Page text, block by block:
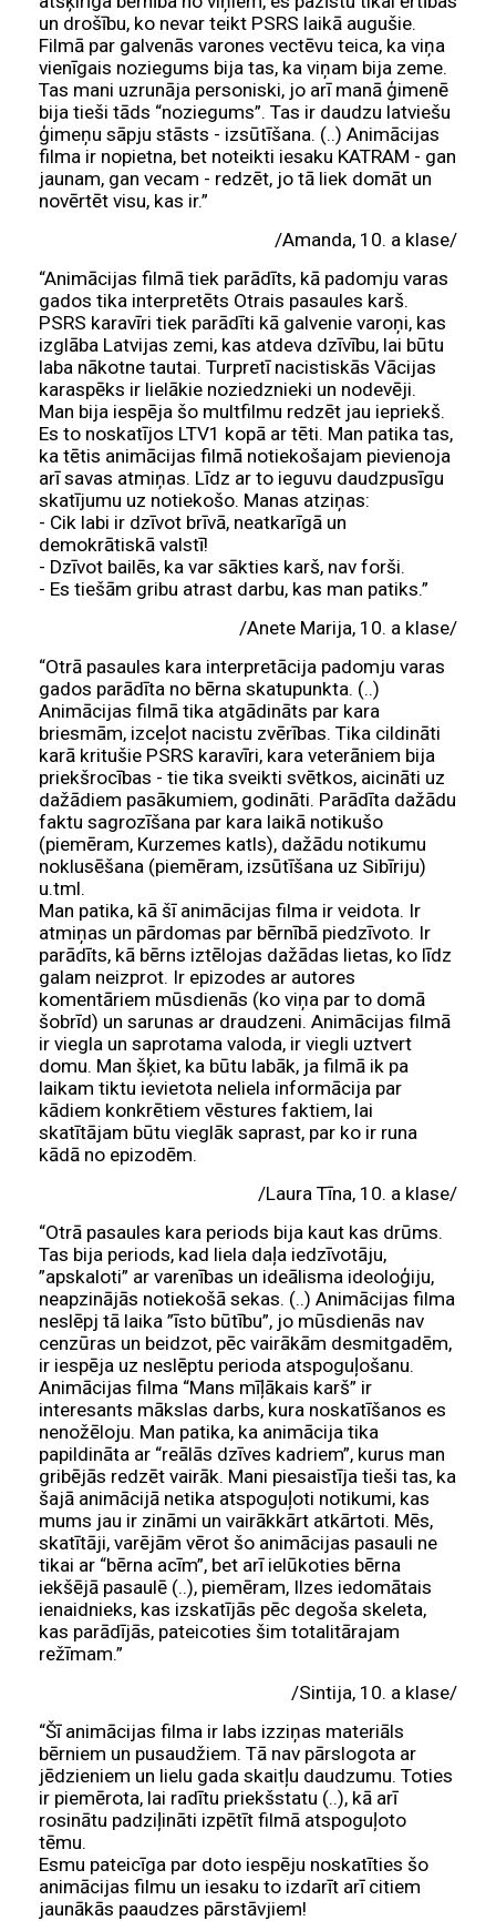
un drošību, ko nevar teikt PSRS laikā augušie.
Filmā par galvenās varones vectēvu teica, ka viņa
vienīgais noziegums bija tas, ka viņam bija zeme.
Tas mani uzrunāja personiski, jo arī manā ģimenē
bija tieši tāds “noziegums”. Tas ir daudzu latviešu
ģimeņu sāpju stāsts - izsūtīšana. (..) Animācijas
filma ir nopietna, bet noteikti iesaku KATRAM - gan
jaunam, gan vecam - redzēt, jo tā liek domāt un
novērtēt visu, kas ir.”
/Amanda, 10. a klase/
“Animācijas filmā tiek parādīts, kā padomju varas
gados tika interpretēts Otrais pasaules karš.
PSRS karavīri tiek parādīti kā galvenie varoņi, kas
izglāba Latvijas zemi, kas atdeva dzīvību, lai būtu
laba nākotne tautai. Turpretī nacistiskās Vācijas
karaspēks ir lielākie noziedznieki un nodevēji.
Man bija iespēja šo multfilmu redzēt jau iepriekš.
Es to noskatījos LTV1 kopā ar tēti. Man patika tas,
ka tētis animācijas filmā notiekošajam pievienoja
arī savas atmiņas. Līdz ar to ieguvu daudzpusīgu
skatījumu uz notiekošo. Manas atziņas:
- Cik labi ir dzīvot brīvā, neatkarīgā un
demokrātiskā valstī!
- Dzīvot bailēs, ka var sākties karš, nav forši.
- Es tiešām gribu atrast darbu, kas man patiks.”
/Anete Marija, 10. a klase/
“Otrā pasaules kara interpretācija padomju varas
gados parādīta no bērna skatupunkta. (..)
Animācijas filmā tika atgādināts par kara
briesmām, izceļot nacistu zvērības. Tika cildināti
karā kritušie PSRS karavīri, kara veterāniem bija
priekšrocības - tie tika sveikti svētkos, aicināti uz
dažādiem pasākumiem, godināti. Parādīta dažādu
faktu sagrozīšana par kara laikā notikušo
(piemēram, Kurzemes katls), dažādu notikumu
noklusēšana (piemēram, izsūtīšana uz Sibīriju)
u.tml.
Man patika, kā šī animācijas filma ir veidota. Ir
atmiņas un pārdomas par bērnībā piedzīvoto. Ir
parādīts, kā bērns iztēlojas dažādas lietas, ko līdz
galam neizprot. Ir epizodes ar autores
komentāriem mūsdienās (ko viņa par to domā
šobrīd) un sarunas ar draudzeni. Animācijas filmā
ir viegla un saprotama valoda, ir viegli uztvert
domu. Man šķiet, ka būtu labāk, ja filmā ik pa
laikam tiktu ievietota neliela informācija par
kādiem konkrētiem vēstures faktiem, lai
skatītājam būtu vieglāk saprast, par ko ir runa
kādā no epizodēm.
/Laura Tīna, 10. a klase/
“Otrā pasaules kara periods bija kaut kas drūms.
Tas bija periods, kad liela daļa iedzīvotāju,
”apskaloti” ar varenības un ideālisma ideoloģiju,
neapzinājās notiekošā sekas. (..) Animācijas filma
neslēpj tā laika ”īsto būtību”, jo mūsdienās nav
cenzūras un beidzot, pēc vairākām desmitgadēm,
ir iespēja uz neslēptu perioda atspoguļošanu.
Animācijas filma “Mans mīļākais karš” ir
interesants mākslas darbs, kura noskatīšanos es
nenožēloju. Man patika, ka animācija tika
papildināta ar “reālās dzīves kadriem”, kurus man
gribējās redzēt vairāk. Mani piesaistīja tieši tas, ka
šajā animācijā netika atspoguļoti notikumi, kas
mums jau ir zināmi un vairākkārt atkārtoti. Mēs,
skatītāji, varējām vērot šo animācijas pasauli ne
tikai ar “bērna acīm”, bet arī ielūkoties bērna
iekšējā pasaulē (..), piemēram, Ilzes iedomātais
ienaidnieks, kas izskatījās pēc degoša skeleta,
kas parādījās, pateicoties šim totalitārajam
režīmam.”
/Sintija, 10. a klase/
“Šī animācijas filma ir labs izziņas materiāls
bērniem un pusaudžiem. Tā nav pārslogota ar
jēdzieniem un lielu gada skaitļu daudzumu. Toties
ir piemērota, lai radītu priekšstatu (..), kā arī
rosinātu padziļināti izpētīt filmā atspoguļoto
tēmu.
Esmu pateicīga par doto iespēju noskatīties šo
animācijas filmu un iesaku to izdarīt arī citiem
jaunākās paaudzes pārstāvjiem!